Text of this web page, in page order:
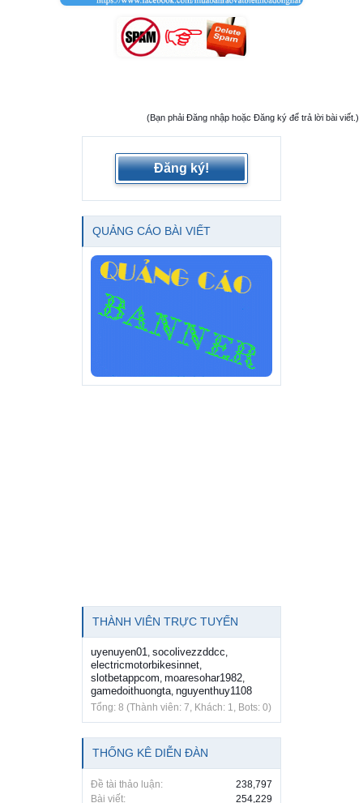
(Bạn phải Đăng nhập hoặc Đăng ký để trả lời bài viết.)
Đăng ký!
QUẢNG CÁO BÀI VIẾT
THÀNH VIÊN TRỰC TUYẾN
uyenuyen01 socolivezzddcc
electricmotorbikesinnet
slotbetappcom moaresohar1982
gamedoithuongta nguyenthuy1108
Tổng: 8 (Thành viên: 7, Khách: 1, Bots: 0)
THỐNG KÊ DIỄN ĐÀN
Đề tài thảo luận:
238,797
Bài viết:
254,229